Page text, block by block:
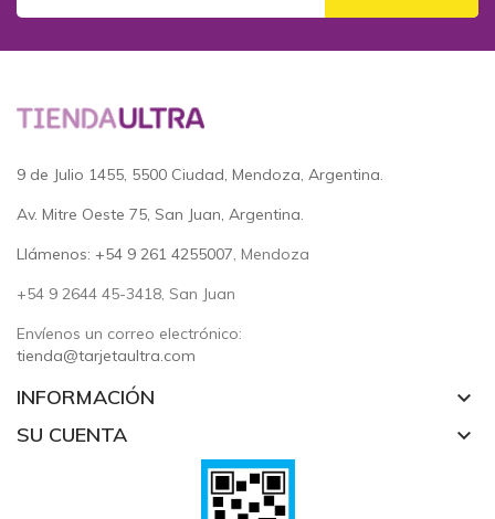
9 de Julio 1455, 5500 Ciudad, Mendoza, Argentina.
Av. Mitre Oeste 75, San Juan, Argentina.
Llámenos: +54 9 261 4255007, Mendoza
+54 9 2644 45-3418, San Juan
Envíenos un correo electrónico:
tienda@tarjetaultra.com
INFORMACIÓN keyboard_arrow_down
SU CUENTA keyboard_arrow_down